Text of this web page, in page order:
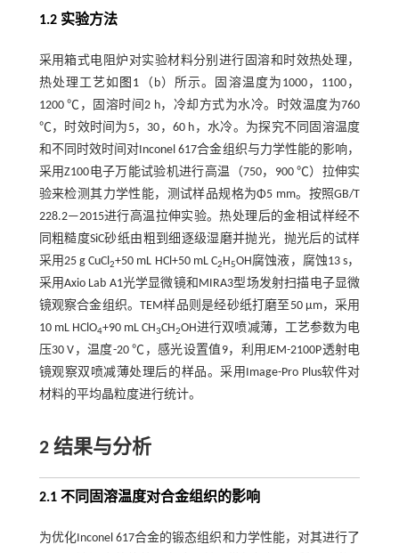
1.2 实验方法
采用箱式电阻炉对实验材料分别进行固溶和时效热处理，
热处理工艺如 图1 （b）所示。固溶温度为1000，1100，
1200 ℃，固溶时间2 h，冷却方式为水冷。时效温度为760
℃，时效时间为5，30，60 h，水冷。为探究不同固溶温度
和不同时效时间对Inconel 617合金组织与力学性能的影响，
采用Z100电子万能试验机进行高温（750，900 ℃）拉伸实
验来检测其力学性能，测试样品规格为Φ5 mm。按照GB/T
228.2—2015进行高温拉伸实验。热处理后的金相试样经不
同粗糙度SiC砂纸由粗到细逐级湿磨并抛光，抛光后的试样
采用25 g CuCl2+50 mL HCl+50 mL C2H5OH腐蚀液，腐蚀13 s，
采用Axio Lab A1光学显微镜和MIRA3型场发射扫描电子显微
镜观察合金组织。TEM样品则是经砂纸打磨至50 μm，采用
10 mL HClO4+90 mL CH3CH2OH进行双喷减薄，工艺参数为电
压30 V，温度-20 ℃，感光设置值9，利用JEM-2100P透射电
镜观察双喷减薄处理后的样品。采用Image-Pro Plus软件对
材料的平均晶粒度进行统计。
2 结果与分析
2.1 不同固溶温度对合金组织的影响
为优化Inconel 617合金的锻态组织和力学性能，对其进行了